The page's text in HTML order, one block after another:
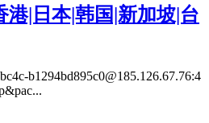
港|日本|韩国|新加坡|台
b1294bd895c0@185.126.67.76:4